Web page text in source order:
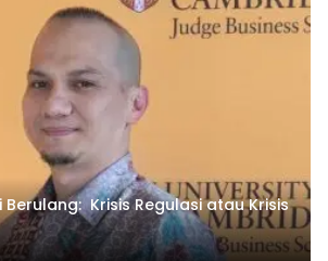
Berulang: Krisis Regulasi atau Krisis